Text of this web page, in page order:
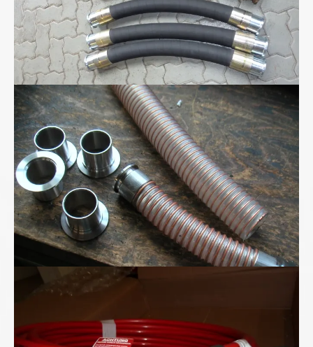
Polyurethan-Spiralschlauch
Superhochdruck- schlauchleitung bis 2800bar